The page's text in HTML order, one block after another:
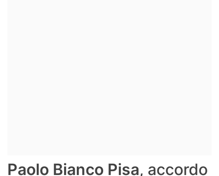
Paolo Bianco Pisa, accordo